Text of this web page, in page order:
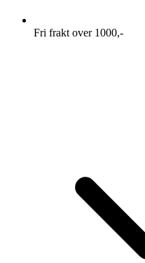
Fri frakt over 1000,-